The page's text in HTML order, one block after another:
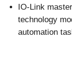
IO-Link
technology
automation